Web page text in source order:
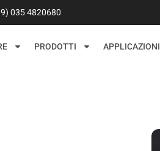
035 4820680
PRODOTTI APPLICAZIONI